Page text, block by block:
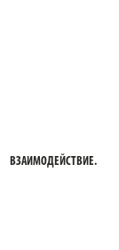
ВЗАИМОДЕЙСТВИЕ.